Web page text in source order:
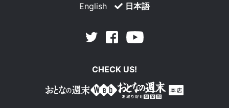
English 日本語
Twitter Facebook
CHECK US!